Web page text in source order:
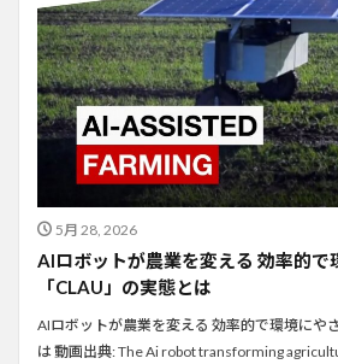
5月 28, 2026
AIロボットが農業を変える 効率的で
「CLAU」の実態とは
AIロボットが農業を変える 効率的で環境にや
は 動画出典: The Ai robot transforming